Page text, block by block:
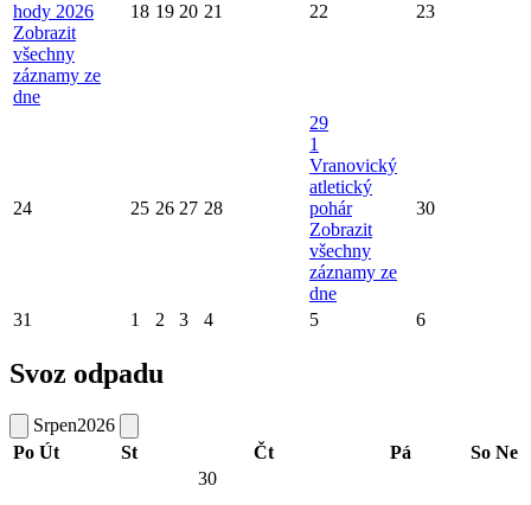
hody 2026
Zobrazit
všechny
záznamy ze
dne
18 19 20 21 22 23
24 25 26 27 28
29
1
Vranovický
atletický
pohár
Zobrazit
všechny
záznamy ze
dne
30
31 1 2 3 4 5 6
Svoz odpadu
Srpen2026
Po Út St Čt Pá So Ne
30